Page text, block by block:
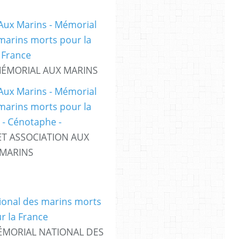
AUX MARINS
ASSOCIATION AUX
MARINS
NATIONAL DES